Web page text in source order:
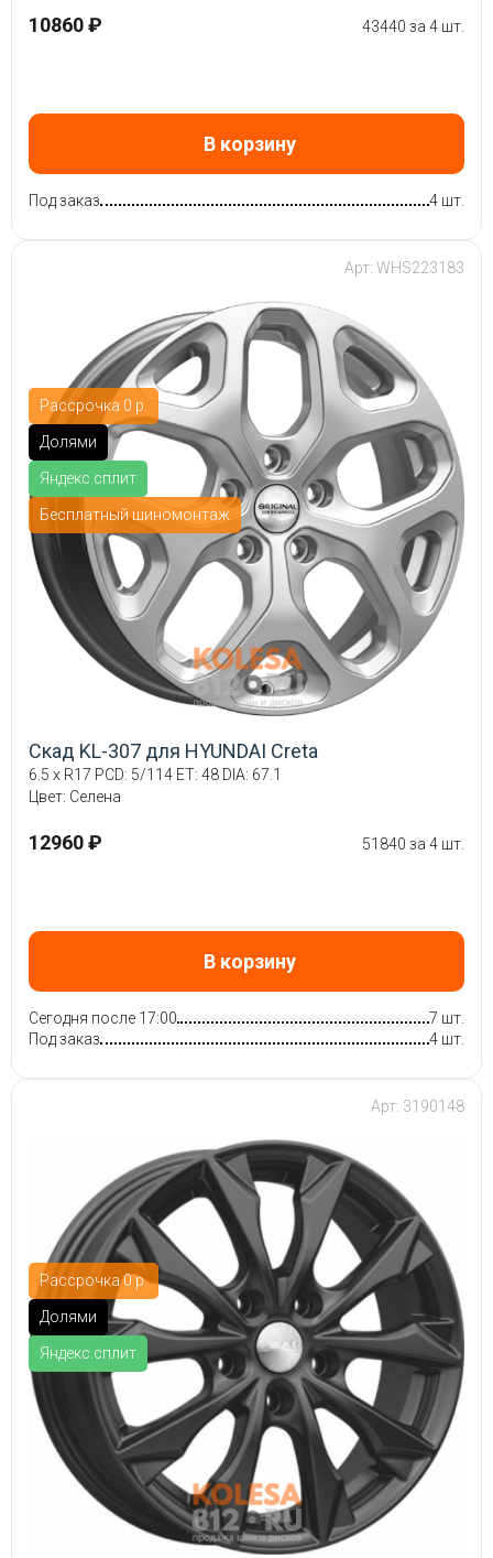
10860 ₽ 43440 за 4 шт.
В корзину
Под заказ 4 шт.
Рассрочка 0 р.
Долями
Яндекс.сплит
Бесплатный шиномонтаж
Арт: WHS223183
Скад KL-307 для HYUNDAI Creta
6.5 x R17 PCD: 5/114 ET: 48 DIA: 67.1
Цвет: Селена
12960 ₽ 51840 за 4 шт.
В корзину
Сегодня после 17:00
7 шт.
Под заказ
4 шт.
Рассрочка 0 р.
Долями
Яндекс.сплит
Арт: 3190148